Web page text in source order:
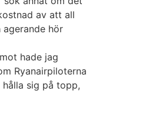
av att all
hör
hade jag
Ryanairpiloterna
sig på topp,